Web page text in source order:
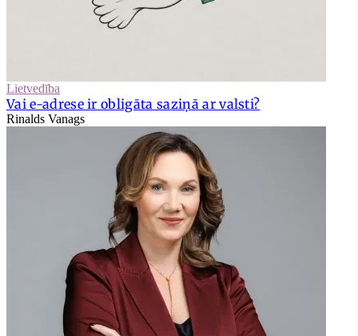
Lietvedība
Vai e-adrese ir obligāta saziņā ar valsti?
Rinalds Vanags